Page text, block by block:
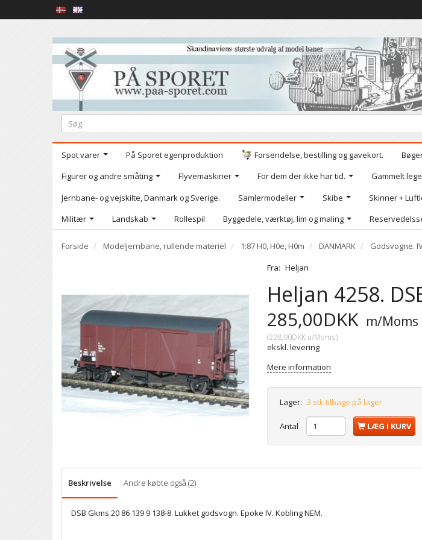
Spot varer På Sporet egenproduktion Forsendelse, bestilling og gavekort.
Figurer og andre småting
Flyvemaskiner For dem der ikke har tid. Gammelt
Jernbane- og vejskilte, Danmark og Sverige.
Samlermodeller Skibe Skinner +
Militær
Landskab Rollespil Byggedele, værktøj, lim og maling
Forside Modeljernbane, rullende materiel 1:87 H0, H0e, H0m DANMARK Godsvogne.
Fra: Heljan
Heljan 4258.
285,00DKK m/Moms
(228,00DKK u/Moms)
ekskl. levering
Mere information
Lager: 3 stk tilbage på lager
Antal LÆG I KURV
Beskrivelse Andre købte også (2)
DSB Gkms 20 86 139 9 138-8. Lukket godsvogn. Epoke IV. Kobling NEM.